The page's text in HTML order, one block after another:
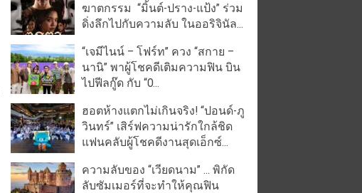
ฆาตกรรม “มิ้นต์-ปราง-แป้ง” ร่วม
ดิ่งลึกไปกับความลับ ในออริจินัล...
“เจมีไนน์ – โฟร์ท” ควง “สกาย –
นานิ” พาผู้โชคดีเติมความฟิน บิน
ไปฟีลกู๊ด กับ “O...
ฮอตห้างแตกไม่เกินจริง! “ปอนด์-ภู
วินทร์” เสิร์ฟความน่ารักใกล้ชิด
แฟนคลับผู้โชคดีงานสุดเอ็กซ์...
ความลับของ “เวียดนาม” … พิกัด
ลับซัมเมอร์ที่จะทำให้คุณฟิน